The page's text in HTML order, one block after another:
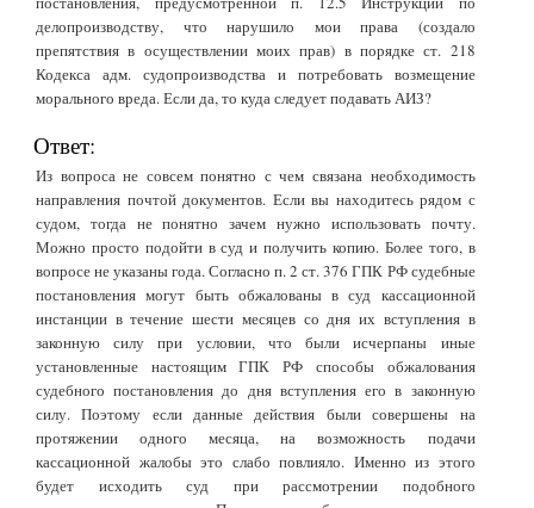
делопроизводству, что нарушило мои права (создало
препятствия в осуществлении моих прав) в порядке ст. 218
Кодекса адм. судопроизводства и потребовать возмещение
морального вреда. Если да, то куда следует подавать АИЗ?
Ответ:
Из вопроса не совсем понятно с чем связана необходимость
направления почтой документов. Если вы находитесь рядом с
судом, тогда не понятно зачем нужно использовать почту.
Можно просто подойти в суд и получить копию. Более того, в
вопросе не указаны года. Согласно п. 2 ст. 376 ГПК РФ судебные
постановления могут быть обжалованы в суд кассационной
инстанции в течение шести месяцев со дня их вступления в
законную силу при условии, что были исчерпаны иные
установленные настоящим ГПК РФ способы обжалования
судебного постановления до дня вступления его в законную
силу. Поэтому если данные действия были совершены на
протяжении одного месяца, на возможность подачи
кассационной жалобы это слабо повлияло. Именно из этого
будет исходить суд при рассмотрении подобного